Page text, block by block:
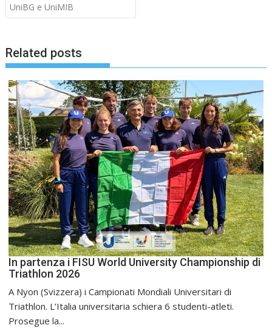
UniBG e UniMIB
Related posts
In partenza i FISU World University Championship di
Triathlon 2026
A Nyon (Svizzera) i Campionati Mondiali Universitari di
Triathlon. L’Italia universitaria schiera 6 studenti-atleti.
Prosegue la...